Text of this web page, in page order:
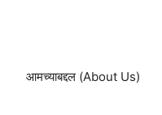
आमच्याबद्दल (About Us)